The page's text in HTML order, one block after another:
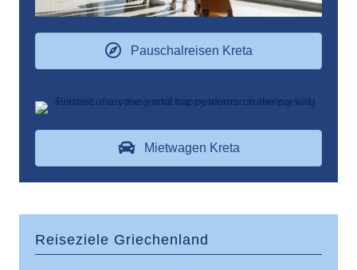
Pauschalreisen Kreta
Mietwagen Kreta
Reiseziele Griechenland